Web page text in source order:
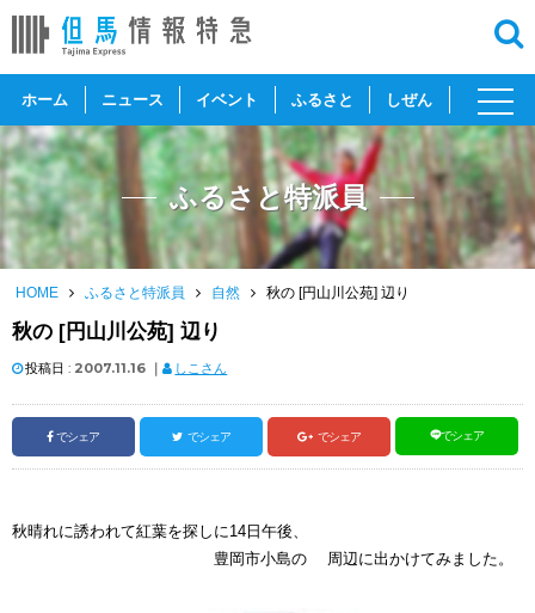
ホーム ニュース イベント ふるさと しぜん
toggle
ふるさと特派員
HOME ふるさと特派員 自然 秋の [円山川公苑] 辺り
秋の [円山川公苑] 辺り
投稿日 : 2007.11.16 ｜ しこさん
でシェア でシェア でシェア でシェア
秋晴れに誘われて紅葉を探しに14日午後、
豊岡市小島の 周辺に出かけてみました。